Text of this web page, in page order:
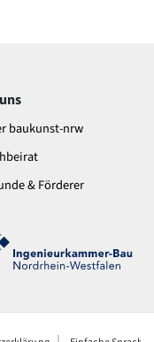
baukunst-nrw
& Förderer